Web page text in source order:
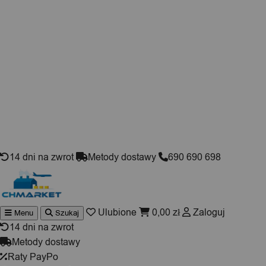
14 dni na zwrot Metody dostawy 690 690 698
Menu Szukaj Ulubione 0,00 zł
Zaloguj
14 dni na zwrot
Metody dostawy
Raty PayPo